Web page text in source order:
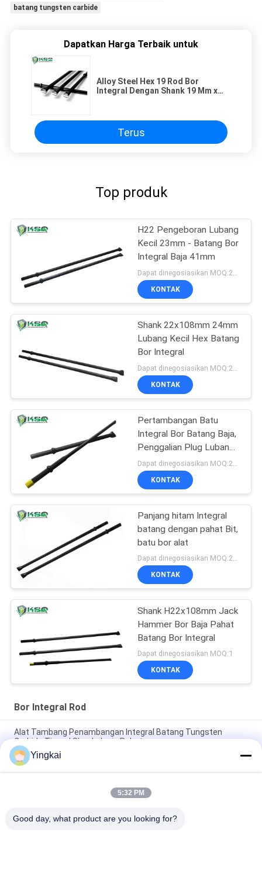
batang tungsten carbide
Dapatkan Harga Terbaik untuk
Alloy Steel Hex 19 Rod Bor
Integral Dengan Shank 19 Mm x
Terus
Top produk
H22 Pengeboran Lubang
Kecil 23mm - Batang Bor
Integral Baja 41mm
Dapat dinegosiasikan MOQ:20 potongan
KONTAK
Shank 22x108mm 24mm
Lubang Kecil Hex Batang
Bor Integral
KONTAK
Pertambangan Batu
Integral Bor Batang Baja,
Penggalian Plug Lubang
Bor Rod
KONTAK
Panjang hitam Integral
batang dengan pahat Bit,
batu bor alat
Dapat dinegosiasikan MOQ:20pcs
KONTAK
Shank H22x108mm Jack
Hammer Bor Baja Pahat
Batang Bor Integral
Dapat dinegosiasikan MOQ:1
KONTAK
Bor Integral Rod
Alat Tambang Penambangan Integral Batang Tungsten
Carbide Tipped Shank Jenis Pahat
Batang Bor Batu Penambangan Bawah Tanah Dengan
Penggilingan Cnc
h22 Proses Perlakuan Panas Batang Bor Integral Baja
Yingkai
5:32 PM
Good day, what product are you looking for?